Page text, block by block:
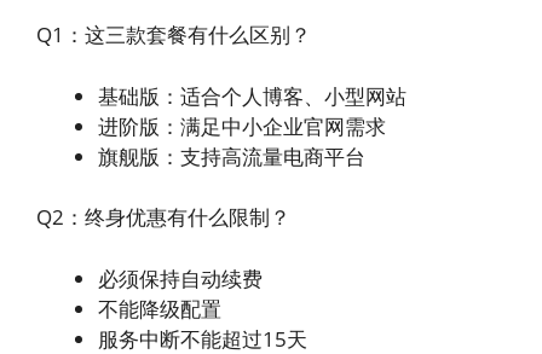
Q1：这三款套餐有什么区别？
基础版：适合个人博客、小型网站
进阶版：满足中小企业官网需求
旗舰版：支持高流量电商平台
Q2：终身优惠有什么限制？
必须保持自动续费
不能降级配置
服务中断不能超过15天